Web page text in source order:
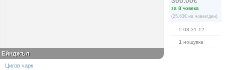
за 8 човека
(25.63€ на човек/ден)
5.08-31.12
1 нощувка
Ейнджъл
Цигов чарк